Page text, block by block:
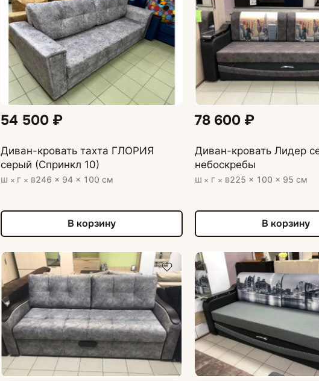
54 500 ₽
Диван-кровать тахта ГЛОРИЯ
серый (Спринкл 10)
Ш × Г × В246 × 94 × 100 см
В корзину
78 600 ₽
Диван-кровать Лидер
небоскребы
Ш × Г × В225 × 100 × 95 см
В корзину